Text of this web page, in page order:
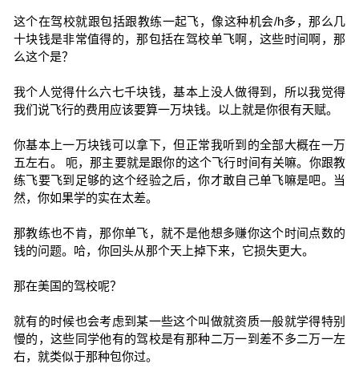
这个在驾校就跟包括跟教练一起飞，像这种机会/h多，那么几
十块钱是非常值得的，那包括在驾校单飞啊，这些时间啊，那
么这个是？
我个人觉得什么六七千块钱，基本上没人做得到，所以我觉得
我们说飞行的费用应该要算一万块钱。以上就是你很有天赋。
你基本上一万块钱可以拿下，但正常我听到的全部大概在一万
五左右。 呃，那主要就是跟你的这个飞行时间有关嘛。你跟教
练飞要飞到足够的这个经验之后，你才敢自己单飞嘛是吧。当
然，你如果学的实在太差。
那教练也不肯，那你单飞，就不是他想多赚你这个时间点数的
钱的问题。哈，你回头从那个天上掉下来，它损失更大。
那在美国的驾校呢？
就有的时候也会考虑到某一些这个叫做就资质一般就学得特别
慢的，这些同学他有的驾校是有那种二万一到差不多二万一左
右，就类似于那种包你过。